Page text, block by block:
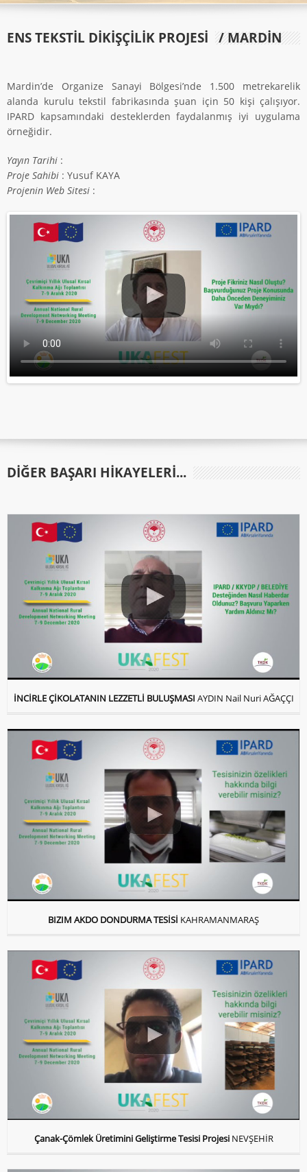
ENS TEKSTİL DİKİŞÇİLİK PROJESİ / MARDİN
Mardin’de Organize Sanayi Bölgesi’nde 1.500 metrekarelik
alanda kurulu tekstil fabrikasında şuan için 50 kişi çalışıyor.
IPARD kapsamındaki desteklerden faydalanmış iyi uygulama
örneğidir.
Yayın Tarihi :
Proje Sahibi : Yusuf KAYA
Projenin Web Sitesi :
DIĞER BAŞARI HIKAYELERI...
İNCİRLE ÇİKOLATANIN LEZZETLİ BULUŞMASI AYDIN Nail Nuri AĞAÇÇI
BIZIM AKDO DONDURMA TESİSİ KAHRAMANMARAŞ
Çanak-Çömlek Üretimini Geliştirme Tesisi Projesi NEVŞEHİR